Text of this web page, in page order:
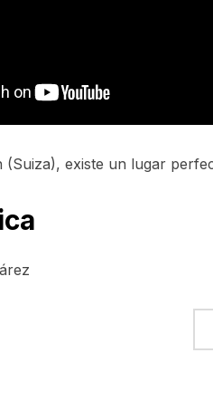
(Suiza), existe un lugar